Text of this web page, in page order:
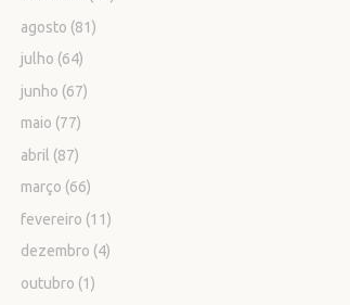
agosto (81)
julho (64)
junho (67)
maio (77)
abril (87)
março (66)
fevereiro (11)
dezembro (4)
outubro (1)